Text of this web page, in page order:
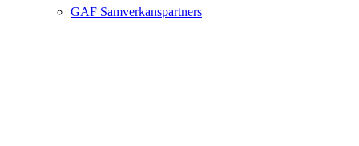
GAF Samverkanspartners